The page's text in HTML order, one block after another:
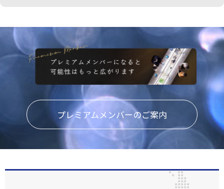
プレミアムメンバーのご案内